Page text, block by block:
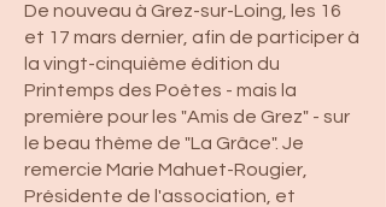
De nouveau à Grez-sur-Loing, les 16
et 17 mars dernier, afin de participer à
la vingt-cinquième édition du
Printemps des Poètes - mais la
première pour les "Amis de Grez" - sur
le beau thème de "La Grâce". Je
remercie Marie Mahuet-Rougier,
Présidente de l'association, et